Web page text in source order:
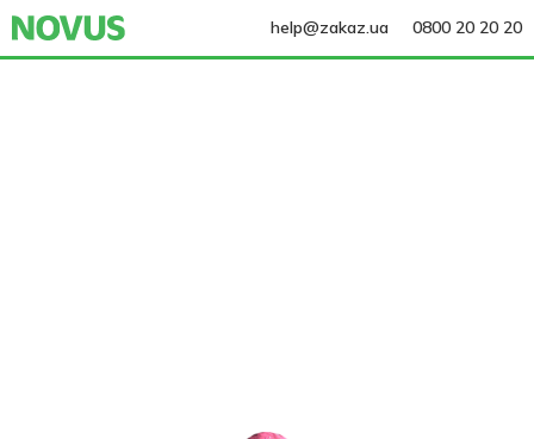
help@zakaz.ua 0800 20 20 20